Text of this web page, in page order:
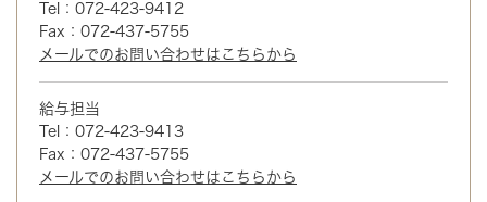
Tel：072-423-9412
Fax：072-437-5755
メールでのお問い合わせはこちらから
給与担当
Tel：072-423-9413
Fax：072-437-5755
メールでのお問い合わせはこちらから